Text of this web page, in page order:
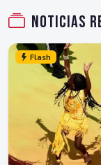
Noticias
Flash